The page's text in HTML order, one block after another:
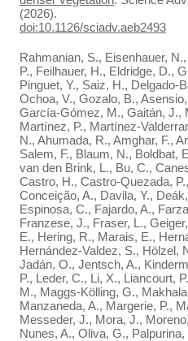
(2026).
doi:10.1126/sciadv.aeb2493
Rahmanian, S., Eisenhauer,
P., Feilhauer, H., Eldridge, D.,
Pinguet, Y., Saiz, H., Delgado-
Ochoa, V., Gozalo, B.,
García-Gómez, M., Gaitán, J.,
Martínez, P., Martínez-
N., Ahumada, R., Amghar, F.,
Salem, F., Blaum, N., Boldbat,
van den Brink, L., Bu, C.,
Castro, H., Castro-Quezada,
Conceição, A., Davila, Y.,
Espinosa, C., Fajardo, A.,
Franzese, J., Fraser, L.,
E., Hering, R., Marais, E.,
Hernández-Valdez, S., Hölzel,
Jadán, O., Jentsch, A.,
P., Leder, C., Li, X., Liancourt,
M., Maggs-Kölling, G.,
Manzaneda, A., Margerie, P.,
Messeder, J., Mora, J.,
Nunes, A., Oliva, G.,